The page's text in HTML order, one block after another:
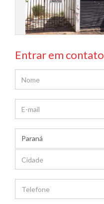
Entrar em contato